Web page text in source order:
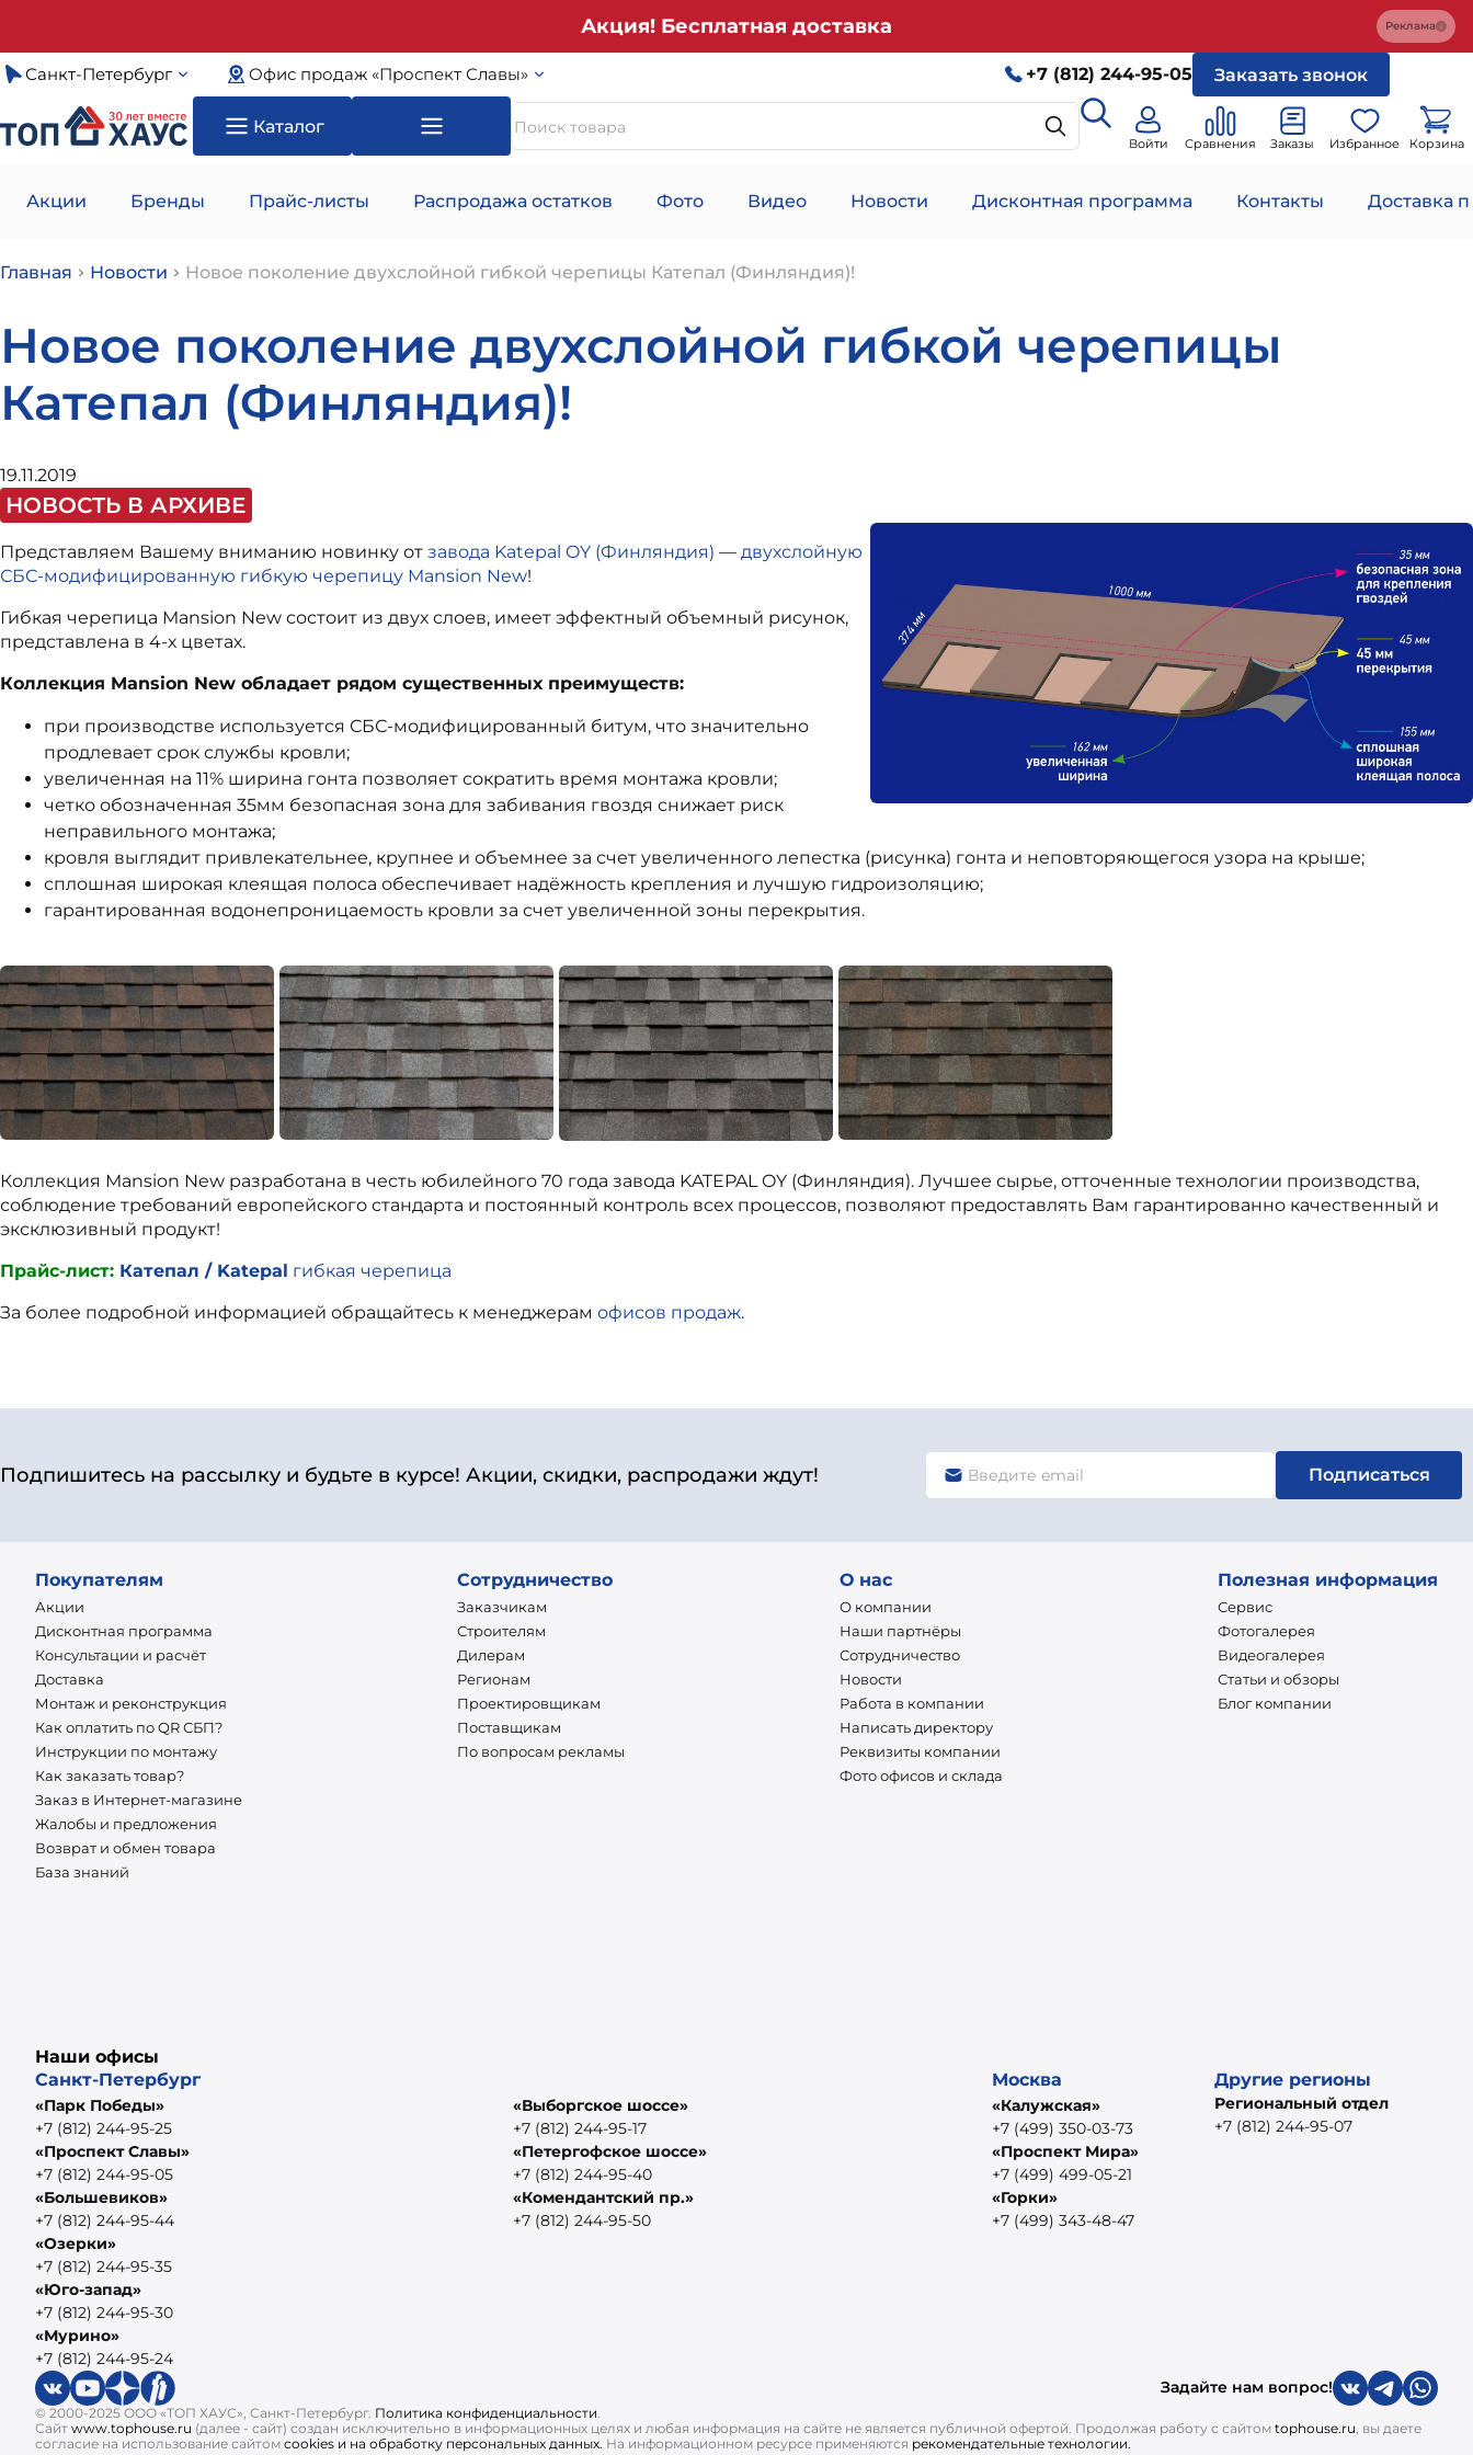
Акция! Бесплатная доставка Реклама
Санкт-Петербург Офис продаж «Проспект Славы» +7 (812) 244-95-05 Заказать звонок
Каталог
Войти Сравнения Заказы Избранное Корзина
Акции Бренды Прайс-листы Распродажа остатков Фото Видео Новости Дисконтная программа Контакты Доставка
Главная Новости Новое поколение двухслойной гибкой черепицы Катепал (Финляндия)!
Новое поколение двухслойной гибкой черепицы
Катепал (Финляндия)!
19.11.2019
НОВОСТЬ В АРХИВЕ
Представляем Вашему вниманию новинку от завода Katepal OY (Финляндия) — двухслойную
СБС-модифицированную гибкую черепицу Mansion New!
Гибкая черепица Mansion New состоит из двух слоев, имеет эффектный объемный рисунок,
представлена в 4-х цветах.
Коллекция Mansion New обладает рядом существенных преимуществ:
при производстве используется СБС-модифицированный битум, что значительно
продлевает срок службы кровли;
увеличенная на 11% ширина гонта позволяет сократить время монтажа кровли;
четко обозначенная 35мм безопасная зона для забивания гвоздя снижает риск
неправильного монтажа;
кровля выглядит привлекательнее, крупнее и объемнее за счет увеличенного лепестка (рисунка) гонта и неповторяющегося узора на крыше;
сплошная широкая клеящая полоса обеспечивает надёжность крепления и лучшую гидроизоляцию;
гарантированная водонепроницаемость кровли за счет увеличенной зоны перекрытия.
Коллекция Mansion New разработана в честь юбилейного 70 года завода KATEPAL OY (Финляндия). Лучшее сырье, отточенные технологии производства,
соблюдение требований европейского стандарта и постоянный контроль всех процессов, позволяют предоставлять Вам гарантированно качественный и
эксклюзивный продукт!
Прайс-лист: Катепал / Katepal гибкая черепица
За более подробной информацией обращайтесь к менеджерам офисов продаж.
Подпишитесь на рассылку и будьте в курсе! Акции, скидки, распродажи ждут! Подписаться
Покупателям
Акции
Дисконтная программа
Консультации и расчёт
Доставка
Монтаж и реконструкция
Как оплатить по QR СБП?
Инструкции по монтажу
Как заказать товар?
Заказ в Интернет-магазине
Жалобы и предложения
Возврат и обмен товара
База знаний
Сотрудничество
Заказчикам
Строителям
Дилерам
Регионам
Проектировщикам
Поставщикам
По вопросам рекламы
О нас
О компании
Наши партнёры
Сотрудничество
Новости
Работа в компании
Написать директору
Реквизиты компании
Фото офисов и склада
Полезная информация
Сервис
Фотогалерея
Видеогалерея
Статьи и обзоры
Блог компании
Наши офисы
Санкт-Петербург
«Парк Победы»
+7 (812) 244-95-25
«Проспект Славы»
+7 (812) 244-95-05
«Большевиков»
+7 (812) 244-95-44
«Озерки»
+7 (812) 244-95-35
«Юго-запад»
+7 (812) 244-95-30
«Мурино»
+7 (812) 244-95-24
«Выборгское шоссе»
+7 (812) 244-95-17
«Петергофское шоссе»
+7 (812) 244-95-40
«Комендантский пр.»
+7 (812) 244-95-50
Москва
«Калужская»
+7 (499) 350-03-73
«Проспект Мира»
+7 (499) 499-05-21
«Горки»
+7 (499) 343-48-47
Другие регионы
Региональный отдел
+7 (812) 244-95-07
Задайте нам вопрос!
© 2000-2025 ООО «ТОП ХАУС», Санкт-Петербург. Политика конфиденциальности
Сайт www.tophouse.ru (далее - сайт) создан исключительно в информационных целях и любая информация на сайте не является публичной офертой. Продолжая работу с сайтом tophouse.ru , вы даете
согласие на использование сайтом cookies и на обработку персональных данных. На информационном ресурсе применяются рекомендательные технологии.